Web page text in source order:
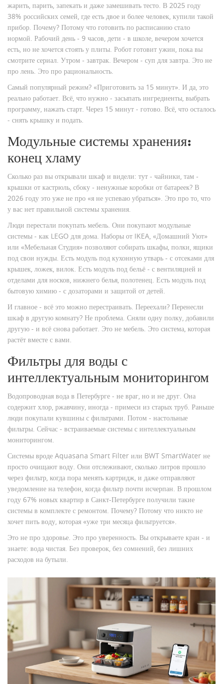
жарить, парить, запекать и даже замешивать тесто. В 2025 году
38% российских семей, где есть двое и более человек, купили такой
прибор. Почему? Потому что готовить по расписанию стало
нормой. Рабочий день - 9 часов, дети - в школе, вечером хочется
есть, но не хочется стоять у плиты. Робот готовит ужин, пока вы
смотрите сериал. Утром - завтрак. Вечером - суп для завтра. Это не
про лень. Это про рациональность.
Самый популярный режим? «Приготовить за 15 минут». И да, это
реально работает. Всё, что нужно - засыпать ингредиенты, выбрать
программу, нажать старт. Через 15 минут - готово. Всё, что осталось
- снять крышку и подать.
Модульные системы хранения:
конец хламу
Сколько раз вы открывали шкаф и видели: тут - чайники, там -
крышки от кастрюль, сбоку - ненужные коробки от батареек? В
2026 году это уже не про «я не успеваю убраться». Это про то, что
у вас нет правильной системы хранения.
Люди перестали покупать мебель. Они покупают модульные
системы - как LEGO для дома. Наборы от IKEA, «Домашний Уют»
или «Мебельная Студия» позволяют собирать шкафы, полки, ящики
под свои нужды. Есть модуль под кухонную утварь - с отсеками для
крышек, ложек, вилок. Есть модуль под бельё - с вентиляцией и
отделами для носков, нижнего белья, полотенец. Есть модуль под
бытовую химию - с дозаторами и защитой от детей.
И главное - всё это можно перестраивать. Переехали? Перенесли
шкаф в другую комнату? Не проблема. Сняли одну полку, добавили
другую - и всё снова работает. Это не мебель. Это система, которая
растёт вместе с вами.
Фильтры для воды с
интеллектуальным мониторингом
Водопроводная вода в Петербурге - не враг, но и не друг. Она
содержит хлор, ржавчину, иногда - примеси из старых труб. Раньше
люди покупали кувшины с фильтрами. Потом - настольные
фильтры. Сейчас - встраиваемые системы с интеллектуальным
мониторингом.
Системы вроде Aquasana Smart Filter или BWT SmartWater не
просто очищают воду. Они отслеживают, сколько литров прошло
через фильтр, когда пора менять картридж, и даже отправляют
уведомление на телефон, когда фильтр почти исчерпан. В прошлом
году 67% новых квартир в Санкт-Петербурге получили такие
системы в комплекте с ремонтом. Почему? Потому что никто не
хочет пить воду, которая «уже три месяца фильтруется».
Это не про здоровье. Это про уверенность. Вы открываете кран - и
знаете: вода чистая. Без проверок, без сомнений, без лишних
расходов на бутыли.